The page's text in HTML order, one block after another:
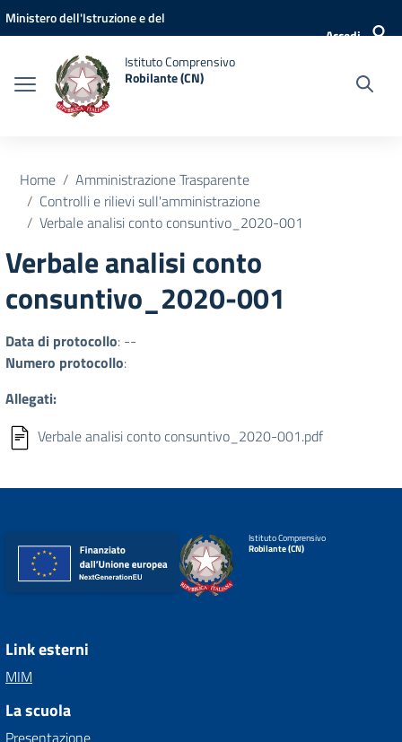
Vai ai contenuti
Vai al menu di navigazione
Vai al footer
Ministero dell'Istruzione e del
Accedi
Istituto Comprensivo
Robilante (CN)
Home
Amministrazione Trasparente
Controlli e rilievi sull'amministrazione
Verbale analisi conto consuntivo_2020-001
Verbale analisi conto
consuntivo_2020-001
Data di protocollo: --
Numero protocollo:
Allegati:
Verbale analisi conto consuntivo_2020-001.pdf
Istituto Comprensivo
Robilante (CN)
Link esterni
MIM
La scuola
Presentazione